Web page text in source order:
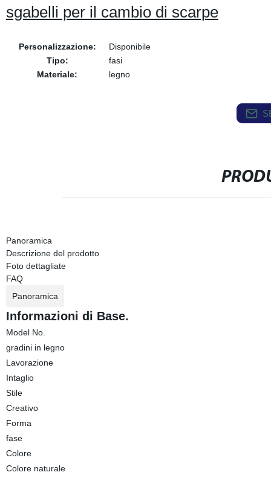
sgabelli per il cambio di scarpe
Personalizzazione:
Disponibile
Tipo:
fasi
Materiale:
legno
Panoramica
Descrizione del prodotto
Foto dettagliate
FAQ
Panoramica
Informazioni di Base.
Model No.
gradini in legno
Lavorazione
Intaglio
Stile
Creativo
Forma
fase
Colore
Colore naturale